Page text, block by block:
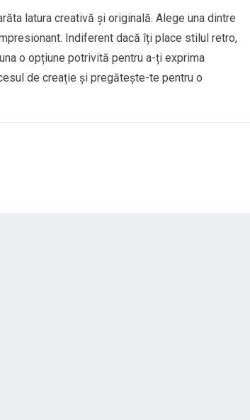
latura creativă și originală. Alege una dintre
Indiferent dacă îți place stilul retro,
o opțiune potrivită pentru a-ți exprima
de creație și pregătește-te pentru o